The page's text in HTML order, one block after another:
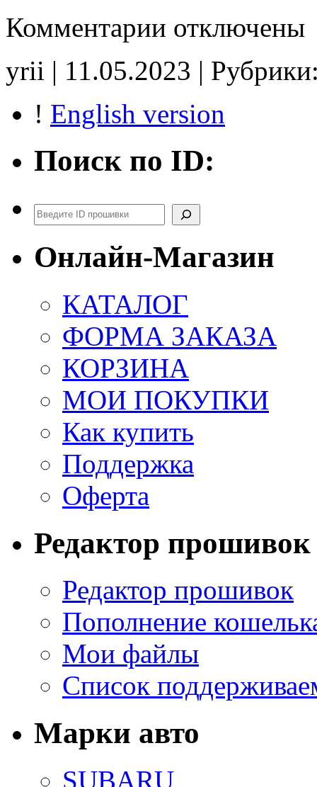
Комментарии записи
Stage1
noCHK
отключены
yrii | 11.05.2023 |
! English version
Поиск по ID:
Поиск
Онлайн-Магазин
КАТАЛОГ
ФОРМА ЗАКАЗА
КОРЗИНА
МОИ ПОКУПКИ
Как купить
Поддержка
Оферта
Редактор прошивок
Редактор прошивок
Пополнение
Мои файлы
Список
Марки авто
SUBARU